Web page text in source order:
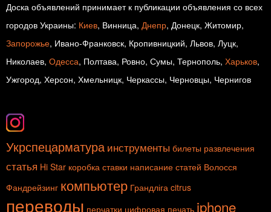
Доска объявлений принимает к публикации объявления со всех
городов Украины: Киев, Винница, Днепр, Донецк, Житомир,
Запорожье, Ивано-Франковск, Кропивницкий, Львов, Луцк,
Николаев, Одесса, Полтава, Ровно, Сумы, Тернополь, Харьков,
Ужгород, Херсон, Хмельницк, Черкассы, Черновцы, Чернигов
Укрспецарматура инструменты билеты развлечения
статья Hi Star коробка ставки написание статей Волосся
Фандрейзинг компьютер Грандліга citrus
переводы перчатки цифровая печать iphone